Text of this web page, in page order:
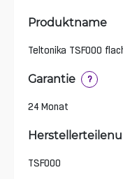
Produktname
Teltonika TSF000
Garantie ?
24 Monat
TSF000